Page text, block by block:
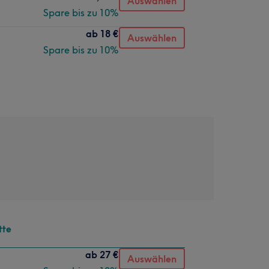
Spare bis zu 10%
ab 18 €
Spare bis zu 10%
Auswählen
ab 27 €
Auswählen